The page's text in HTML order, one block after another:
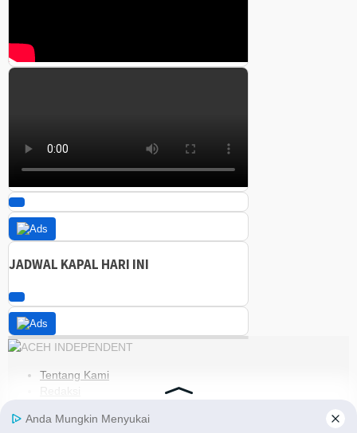
JADWAL KAPAL HARI INI
Tentang Kami
Redaksi
Pedoman Media Siber